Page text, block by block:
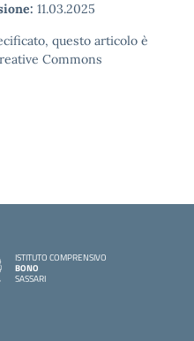
11.03.2025
questo articolo è
Commons
ISTITUTO COMPRENSIVO
BONO
SASSARI